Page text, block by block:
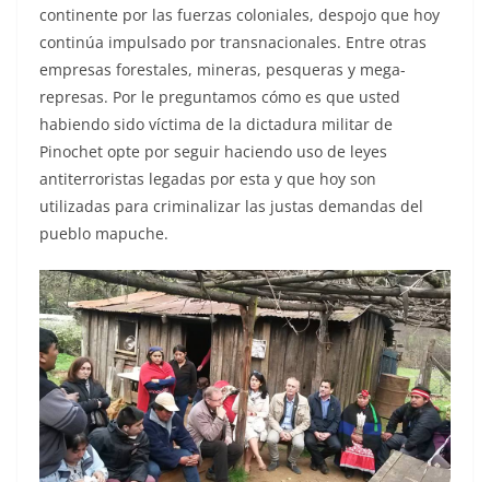
continente por las fuerzas coloniales, despojo que hoy
continúa impulsado por transnacionales. Entre otras
empresas forestales, mineras, pesqueras y mega-
represas. Por le preguntamos cómo es que usted
habiendo sido víctima de la dictadura militar de
Pinochet opte por seguir haciendo uso de leyes
antiterroristas legadas por esta y que hoy son
utilizadas para criminalizar las justas demandas del
pueblo mapuche.